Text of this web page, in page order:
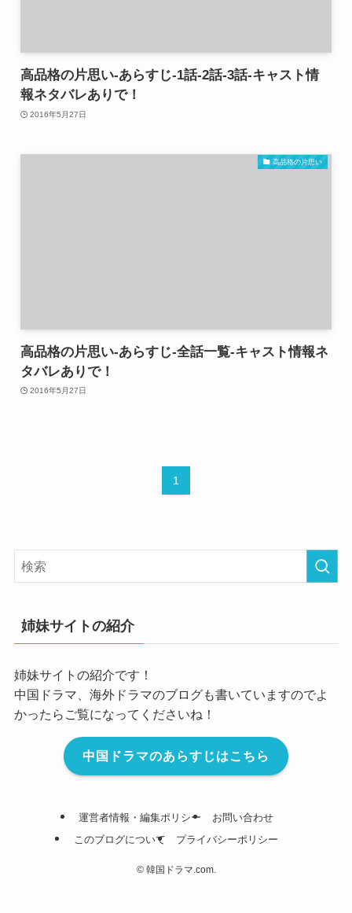
高品格の片思い-あらすじ-1話-2話-3話-キャスト情
報ネタバレありで！
2016年5月27日
高品格の片思い
高品格の片思い-あらすじ-全話一覧-キャスト情報ネ
タバレありで！
2016年5月27日
1
姉妹サイトの紹介
姉妹サイトの紹介です！
中国ドラマ、海外ドラマのブログも書いていますのでよ
かったらご覧になってくださいね！
中国ドラマのあらすじはこちら
運営者情報・編集ポリシー
お問い合わせ
このブログについて
プライバシーポリシー
©韓国ドラマ.com.